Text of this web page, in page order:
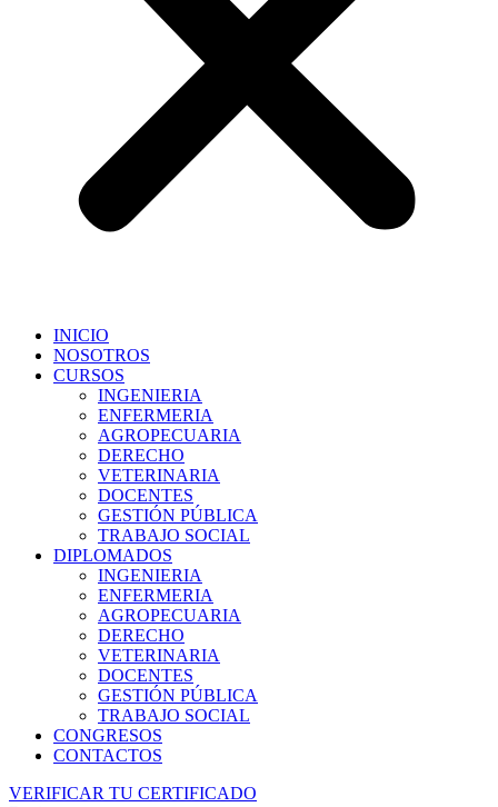
INICIO
NOSOTROS
CURSOS
INGENIERIA
ENFERMERIA
AGROPECUARIA
DERECHO
VETERINARIA
DOCENTES
GESTIÓN PÚBLICA
TRABAJO SOCIAL
DIPLOMADOS
INGENIERIA
ENFERMERIA
AGROPECUARIA
DERECHO
VETERINARIA
DOCENTES
GESTIÓN PÚBLICA
TRABAJO SOCIAL
CONGRESOS
CONTACTOS
VERIFICAR TU CERTIFICADO